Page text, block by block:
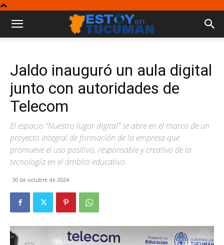
Jaldo inauguró un aula digital
junto con autoridades de
Telecom
El espacio “Nuestro lugar digital” se abre en el marco de un
proyecto integral de formación de la empresa que
promueve el uso positivo, responsable y creativo de la
tecnología en el ámbito educativo.
30 de octubre de 2024